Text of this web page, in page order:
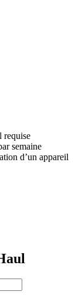
requise
semaine
d’un appareil